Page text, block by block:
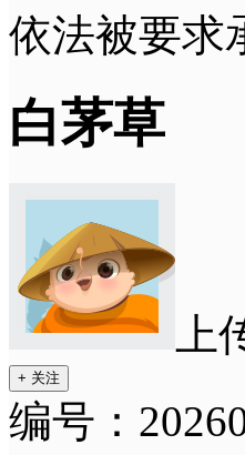
依法被要求
白茅草
上
+ 关注
编号：